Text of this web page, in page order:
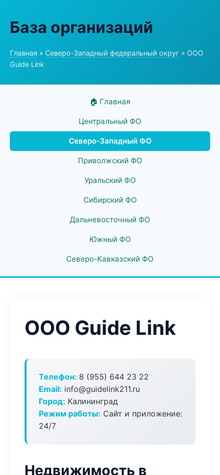
База организаций
Главная » Северо-Западный федеральный округ » ООО
Guide Link
🏠 Главная
Центральный ФО
Северо-Западный ФО
Приволжский ФО
Уральский ФО
Сибирский ФО
Дальневосточный ФО
Южный ФО
Северо-Кавказский ФО
ООО Guide Link
Телефон: 8 (955) 644 23 22
Email: info@guidelink211.ru
Город: Калининград
Режим работы: Сайт и приложение:
24/7
Недвижимость в